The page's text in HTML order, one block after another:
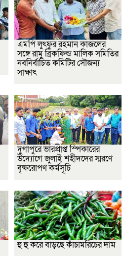
এমপি লুৎফুর রহমান কাজলের
সঙ্গে রামু ব্রিকফিল্ড মালিক সমিতির
নবনির্বাচিত কমিটির সৌজন্য
সাক্ষাৎ
দুর্গাপুরে ভারপ্রাপ্ত স্পিকারের
উদ্যোগে জুলাই শহীদদের স্মরণে
বৃক্ষরোপণ কর্মসূচি
হু হু করে বাড়ছে কাঁচামরিচের দাম